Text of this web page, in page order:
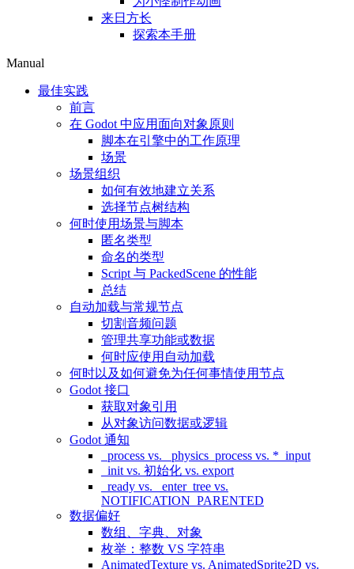
来日方长
探索本手册
Manual
最佳实践
前言
在 Godot 中应用面向对象原则
脚本在引擎中的工作原理
场景
场景组织
如何有效地建立关系
选择节点树结构
何时使用场景与脚本
匿名类型
命名的类型
Script 与 PackedScene 的性能
总结
自动加载与常规节点
切割音频问题
管理共享功能或数据
何时应使用自动加载
何时以及如何避免为任何事情使用节点
Godot 接口
获取对象引用
从对象访问数据或逻辑
Godot 通知
_process vs. _physics_process vs. *_input
_init vs. 初始化 vs. export
_ready vs. _enter_tree vs.
NOTIFICATION_PARENTED
数据偏好
数组、字典、对象
枚举：整数 VS 字符串
AnimatedTexture vs. AnimatedSprite2D vs.